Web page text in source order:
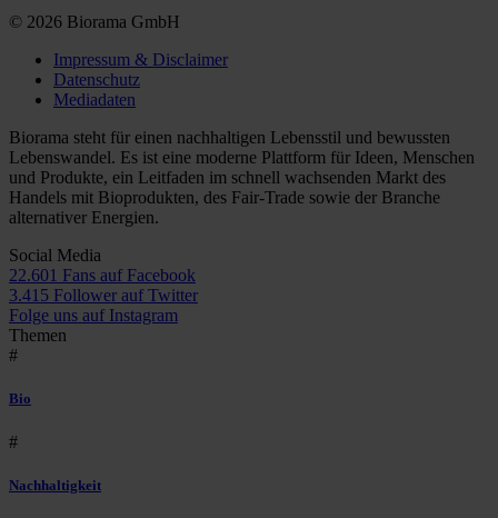
© 2026 Biorama GmbH
Impressum & Disclaimer
Datenschutz
Mediadaten
Biorama steht für einen nachhaltigen Lebensstil und bewussten
Lebenswandel. Es ist eine moderne Plattform für Ideen, Menschen
und Produkte, ein Leitfaden im schnell wachsenden Markt des
Handels mit Bioprodukten, des Fair-Trade sowie der Branche
alternativer Energien.
Social Media
22.601 Fans auf Facebook
3.415 Follower auf Twitter
Folge uns auf Instagram
Themen
#
Bio
#
Nachhaltigkeit